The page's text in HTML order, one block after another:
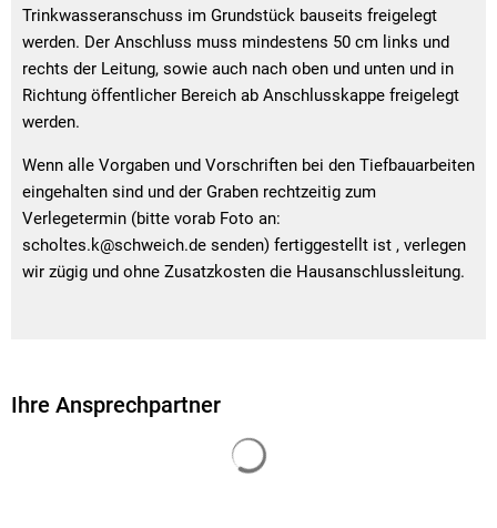
Trinkwasseranschuss im Grundstück bauseits freigelegt
werden. Der Anschluss muss mindestens 50 cm links und
rechts der Leitung, sowie auch nach oben und unten und in
Richtung öffentlicher Bereich ab Anschlusskappe freigelegt
werden.
Wenn alle Vorgaben und Vorschriften bei den Tiefbauarbeiten
eingehalten sind und der Graben rechtzeitig zum
Verlegetermin (bitte vorab Foto an:
scholtes.k@schweich.de senden) fertiggestellt ist , verlegen
wir zügig und ohne Zusatzkosten die Hausanschlussleitung.
Ihre Ansprechpartner